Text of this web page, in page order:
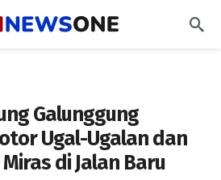
Galunggung
Ugal-Ugalan dan
di Jalan Baru